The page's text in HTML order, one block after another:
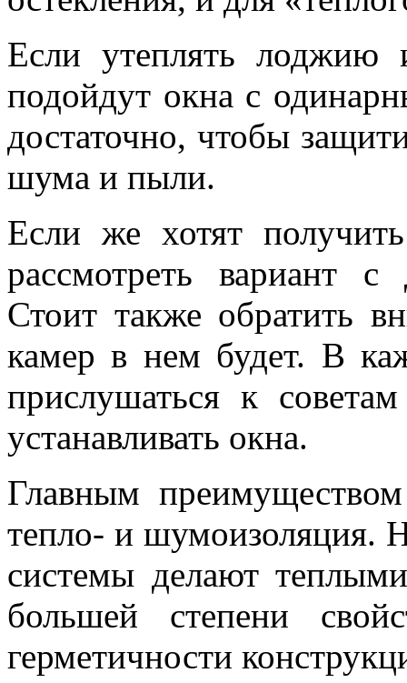
Если утеплять лоджию
подойдут окна с
достаточно, чтобы
шума и пыли.
Если же хотят
рассмотреть вариант с
Стоит также обратить
камер в нем будет. В
прислушаться к
устанавливать окна.
Главным
тепло- и шумоизоляция.
системы делают
большей степени
герметичности